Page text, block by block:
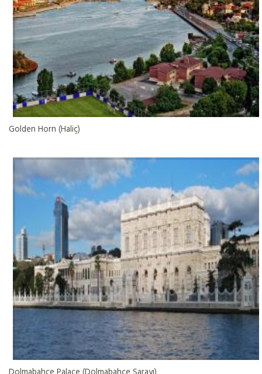
Golden Horn (Haliç)
Dolmabahce Palace (Dolmabahçe Sarayı)